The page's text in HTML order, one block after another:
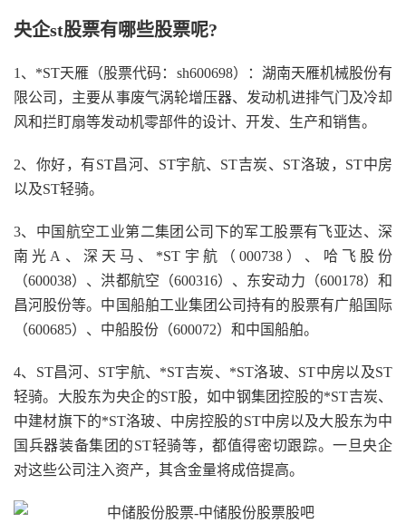
央企st股票有哪些股票呢?
1、*ST天雁（股票代码：sh600698）：湖南天雁机械股份有
限公司，主要从事废气涡轮增压器、发动机进排气门及冷却
风和拦盯扇等发动机零部件的设计、开发、生产和销售。
2、你好，有ST昌河、ST宇航、ST吉炭、ST洛玻，ST中房
以及ST轻骑。
3、中国航空工业第二集团公司下的军工股票有飞亚达、深
南光A、深天马、*ST宇航（000738）、哈飞股份
（600038）、洪都航空（600316）、东安动力（600178）和
昌河股份等。中国船舶工业集团公司持有的股票有广船国际
（600685）、中船股份（600072）和中国船舶。
4、ST昌河、ST宇航、*ST吉炭、*ST洛玻、ST中房以及ST
轻骑。大股东为央企的ST股，如中钢集团控股的*ST吉炭、
中建材旗下的*ST洛玻、中房控股的ST中房以及大股东为中
国兵器装备集团的ST轻骑等，都值得密切跟踪。一旦央企
对这些公司注入资产，其含金量将成倍提高。